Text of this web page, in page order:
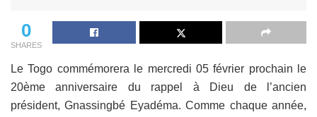
0
SHARES
Le Togo commémorera le mercredi 05 février prochain le
20ème anniversaire du rappel à Dieu de l’ancien
président, Gnassingbé Eyadéma. Comme chaque année,